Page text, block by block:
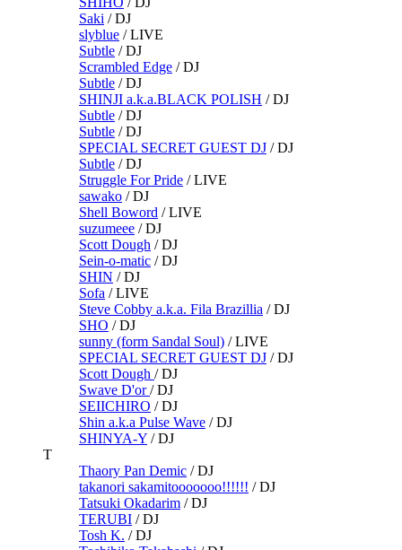
Saki /DJ
slyblue /LIVE
Subtle /DJ
Scrambled Edge /DJ
Subtle /DJ
SHINJI a.k.a.BLACK POLISH /DJ
Subtle /DJ
Subtle /DJ
SPECIAL SECRET GUEST DJ /DJ
Subtle /DJ
Struggle For Pride /LIVE
sawako /DJ
Shell Boword /LIVE
suzumeee /DJ
Scott Dough /DJ
Sein-o-matic /DJ
SHIN /DJ
Sofa /LIVE
Steve Cobby a.k.a. Fila Brazillia /DJ
SHO /DJ
sunny (form Sandal Soul) /LIVE
SPECIAL SECRET GUEST DJ /DJ
Scott Dough /DJ
Swave D'or/DJ
SEIICHIRO /DJ
Shin a.k.a Pulse Wave /DJ
SHINYA-Y /DJ
T
Thaory Pan Demic /DJ
takanori sakamitooooooo!!!!!! /DJ
Tatsuki Okadarim /DJ
TERUBI /DJ
Tosh K. /DJ